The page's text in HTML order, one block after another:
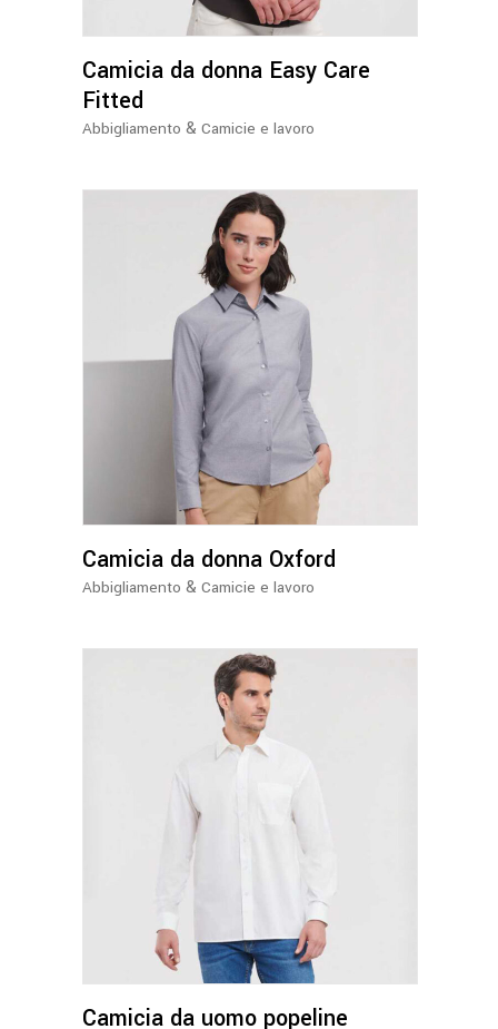
Le
opzioni
possono
scelte
del
prodotto
Camicia da donna Easy Care
Fitted
Abbigliamento & Camicie e lavoro
Questo
prodotto
ha
più
varianti.
Le
opzioni
possono
essere
pagina
del
prodotto
Camicia da donna Oxford
Abbigliamento & Camicie e lavoro
Questo
prodotto
varianti.
Le
opzioni
possono
Camicia da uomo popeline